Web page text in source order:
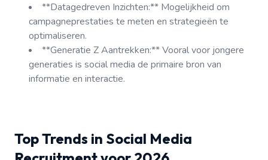
**Datagedreven Inzichten:** Mogelijkheid om
campagneprestaties te meten en strategieën te
optimaliseren.
**Generatie Z Aantrekken:** Vooral voor jongere
generaties is social media de primaire bron van
informatie en interactie.
Top Trends in Social Media